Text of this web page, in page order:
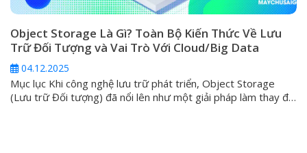
Object Storage Là Gì? Toàn Bộ Kiến Thức Về Lưu
Trữ Đối Tượng và Vai Trò Với Cloud/Big Data
04.12.2025
Mục lục Khi công nghệ lưu trữ phát triển, Object Storage
(Lưu trữ Đối tượng) đã nổi lên như một giải pháp làm thay đổi